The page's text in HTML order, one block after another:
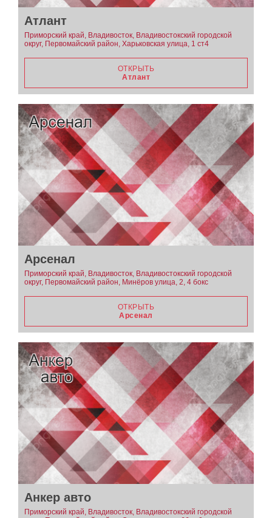
Атлант
Приморский край, Владивосток, Владивостокский городской
округ, Первомайский район, Харьковская улица, 1 ст4
ОТКРЫТЬ
Атлант
Арсенал
Приморский край, Владивосток, Владивостокский городской
округ, Первомайский район, Минёров улица, 2, 4 бокс
ОТКРЫТЬ
Арсенал
Анкер авто
Приморский край, Владивосток, Владивостокский городской